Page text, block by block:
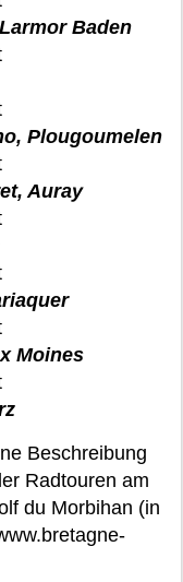
Baden
Plougoumelen
Auray
Moines
Beschreibung
Radtouren am
du Morbihan (in